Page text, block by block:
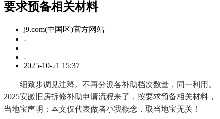
要求预备相关材料
j9.com(中国区)官方网站
-
-
2025-10-21 15:37
细致步调见注释。不再分派各补助档次数量，同一利用。
2025安徽旧房拆修补助申请流程来了，按要求预备相关材料，
当地宝声明：本文仅代表做者小我概念，取当地宝无关！